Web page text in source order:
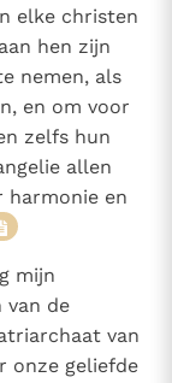
elke christen
hen zijn
nemen, als
en om voor
zelfs hun
allen
harmonie en
mijn
van de
van
onze geliefde